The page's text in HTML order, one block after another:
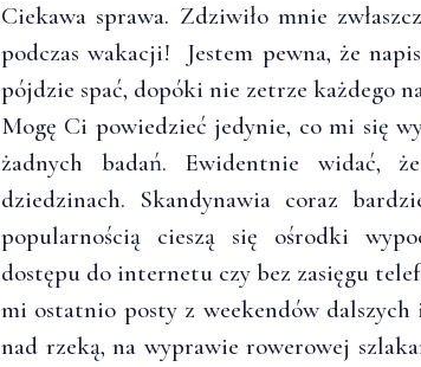
Ciekawa sprawa. Zdziwiło mnie
podczas wakacji! Jestem pewna, że
pójdzie spać, dopóki nie zetrze każdego
Mogę Ci powiedzieć jedynie, co mi się
żadnych badań. Ewidentnie widać,
dziedzinach. Skandynawia coraz
popularnością cieszą się ośrodki
dostępu do internetu czy bez zasięgu
mi ostatnio posty z weekendów
nad rzeką, na wyprawie rowerowej